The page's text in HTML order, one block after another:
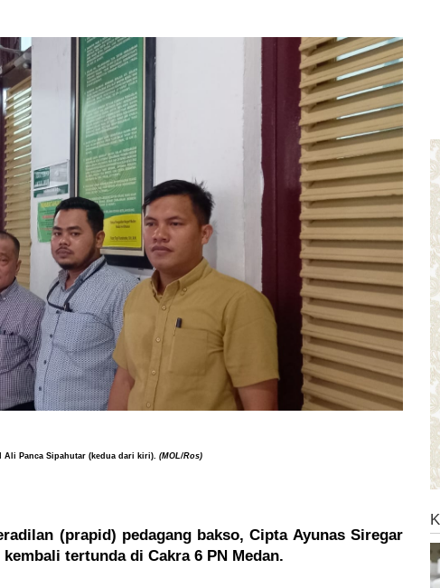
Ali Panca Sipahutar (kedua dari kiri). (MOL/Ros)
(prapid) pedagang bakso, Cipta Ayunas Siregar
tertunda di Cakra 6 PN Medan.